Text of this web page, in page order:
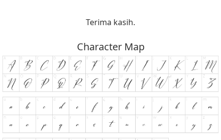
Terima kasih.
Character Map